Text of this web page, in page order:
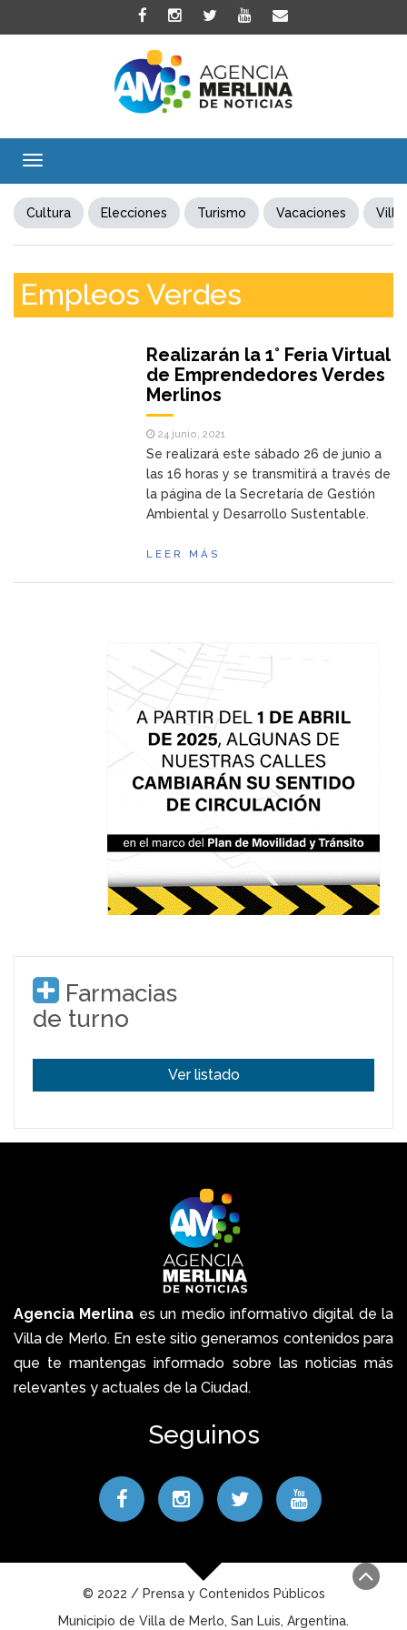
Toggle
Cultura Elecciones Turismo Vacaciones Villa
Empleos Verdes
Realizarán la 1° Feria Virtual
de Emprendedores Verdes
Merlinos
24 junio, 2021
Se realizará este sábado 26 de junio a
las 16 horas y se transmitirá a través de
la página de la Secretaría de Gestión
Ambiental y Desarrollo Sustentable.
LEER MÁS
Farmacias
de turno
Ver listado
Agencia Merlina es un medio informativo digital de la
Villa de Merlo. En este sitio generamos contenidos para
que te mantengas informado sobre las noticias más
relevantes y actuales de la Ciudad.
Seguinos
© 2022 / Prensa y Contenidos Públicos
Municipio de Villa de Merlo, San Luis, Argentina.